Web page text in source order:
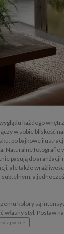
każdego
w sobie bliskość
po bajkowe
Naturalne
pasują do
także
a
kolory są
styl. Postaw
więcej